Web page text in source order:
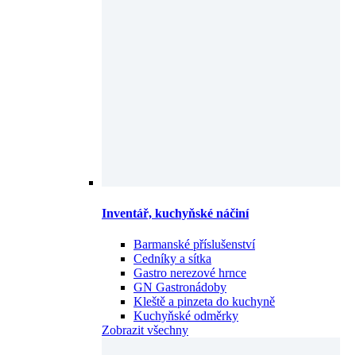
Inventář, kuchyňské náčiní
Barmanské příslušenství
Cedníky a sítka
Gastro nerezové hrnce
GN Gastronádoby
Kleště a pinzeta do kuchyně
Kuchyňské odměrky
Zobrazit všechny